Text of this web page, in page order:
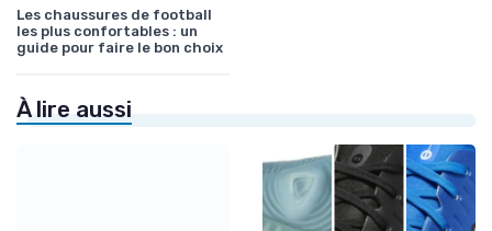
Les chaussures de football
les plus confortables : un
guide pour faire le bon choix
À lire aussi